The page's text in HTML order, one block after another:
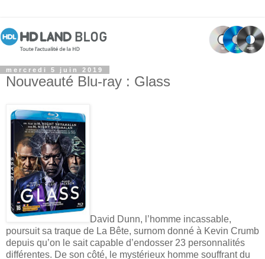
mercredi 5 juin 2019
Nouveauté Blu-ray : Glass
David Dunn, l’homme incassable,
poursuit sa traque de La Bête, surnom donné à Kevin Crumb
depuis qu’on le sait capable d’endosser 23 personnalités
différentes. De son côté, le mystérieux homme souffrant du